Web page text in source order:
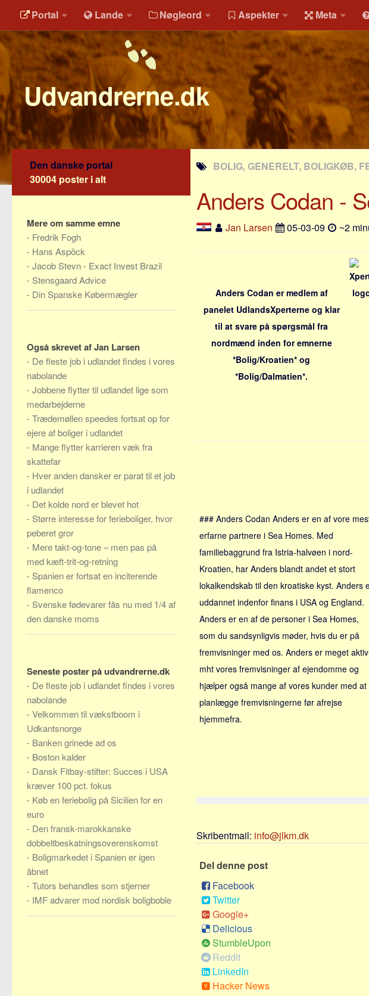
Portal Lande Nøgleord Aspekter Meta
Udvandrerne.dk
BOLIG, GENERELT, BOLIGKØB,
Anders Codan -
Jan Larsen 05-03-09 ~2
Anders Codan er medlem af
panelet UdlandsXperterne og klar
til at svare på spørgsmål fra
nordmænd inden for emnerne
*Bolig/Kroatien* og
*Bolig/Dalmatien*.
### Anders Codan Anders er en af vore
erfarne partnere i Sea Homes. Med
familiebaggrund fra Istria-halvøen i nord-
Kroatien, har Anders blandt andet et stort
lokalkendskab til den kroatiske kyst. Anders
uddannet indenfor finans i USA og England.
Anders er en af de personer i Sea Homes,
som du sandsynligvis møder, hvis du er på
fremvisninger med os. Anders er meget aktiv
mht vores fremvisninger af ejendomme og
hjælper også mange af vores kunder med at
planlægge fremvisningerne før afrejse
hjemmefra.
Skribentmail: info@jlkm.dk
Del denne post
Facebook
Twitter
Google+
Delicious
StumbleUpon
Reddit
LinkedIn
Hacker News
Den danske portal
30004 poster i alt
Mere om samme emne
- Fredrik Fogh
- Hans Aspöck
-Jacob Stevn - Exact Invest Brazil
- Stensgaard Advice
- Din Spanske Købermægler
Også skrevet af Jan Larsen
- De fleste job i udlandet findes i vores
nabolande
-Jobbene flytter til udlandet lige som
medarbejderne
-Trædemøllen speedes fortsat op for
ejere af boliger i udlandet
- Mange flytter karrieren væk fra
skattefar
- Hver anden dansker er parat til et job
i udlandet
- Det kolde nord er blevet hot
- Større interesse for ferieboliger, hvor
peberet gror
- Mere takt-og-tone – men pas på
med kæft-trit-og-retning
- Spanien er fortsat en inciterende
flamenco
- Svenske fødevarer fås nu med 1/4 af
den danske moms
Seneste poster på udvandrerne.dk
- De fleste job i udlandet findes i vores
nabolande
-Velkommen til vækstboom i
Udkantsnorge
- Banken grinede ad os
- Boston kalder
- Dansk Fitbay-stifter: Succes i USA
kræver 100 pct. fokus
- Køb en feriebolig på Sicilien for en
euro
- Den fransk-marokkanske
dobbeltbeskatningsoverenskomst
- Boligmarkedet i Spanien er igen
åbnet
-Tutors behandles som stjerner
- IMF advarer mod nordisk boligboble